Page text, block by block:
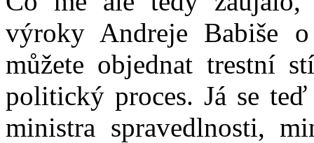
výroky Andreje Babiše
můžete objednat trestní
politický proces. Já se
ministra spravedlnosti,